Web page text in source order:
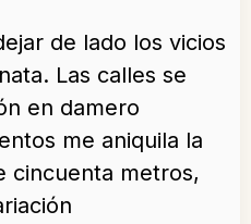
de lado los vicios
Las calles se
en damero
me aniquila la
cincuenta metros,